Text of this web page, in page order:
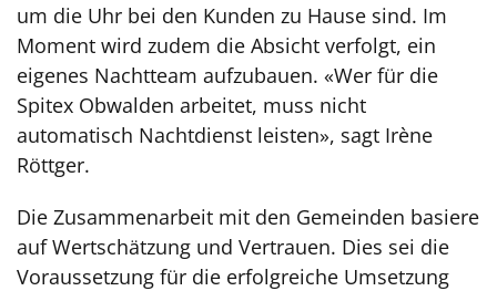
um die Uhr bei den Kunden zu Hause sind. Im
Moment wird zudem die Absicht verfolgt, ein
eigenes Nachtteam aufzubauen. «Wer für die
Spitex Obwalden arbeitet, muss nicht
automatisch Nachtdienst leisten», sagt Irène
Röttger.
Die Zusammenarbeit mit den Gemeinden basiere
auf Wertschätzung und Vertrauen. Dies sei die
Voraussetzung für die erfolgreiche Umsetzung